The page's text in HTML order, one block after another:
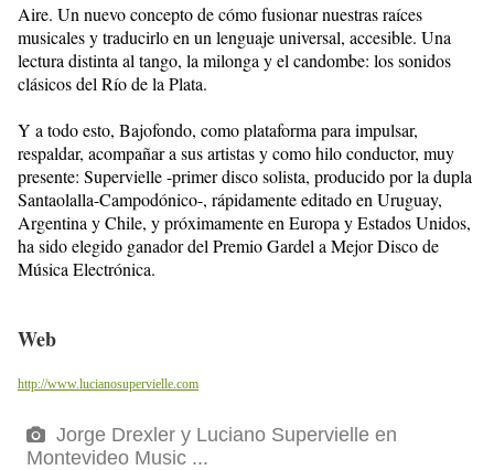
Aire. Un nuevo concepto de cómo fusionar nuestras raíces
musicales y traducirlo en un lenguaje universal, accesible. Una
lectura distinta al tango, la milonga y el candombe: los sonidos
clásicos del Río de la Plata.
Y a todo esto, Bajofondo, como plataforma para impulsar,
respaldar, acompañar a sus artistas y como hilo conductor, muy
presente: Supervielle -primer disco solista, producido por la dupla
Santaolalla-Campodónico-, rápidamente editado en Uruguay,
Argentina y Chile, y próximamente en Europa y Estados Unidos,
ha sido elegido ganador del Premio Gardel a Mejor Disco de
Música Electrónica.
Web
http://www.lucianosupervielle.com
Jorge Drexler y Luciano Supervielle en
Montevideo Music ...